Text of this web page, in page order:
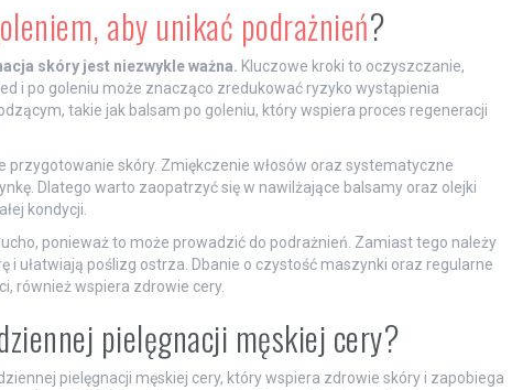
aby unikać podrażnień?
skóry jest niezwykle ważna. Kluczowe kroki to oczyszczanie,
i po goleniu może znacząco zredukować ryzyko wystąpienia
takie jak balsam po goleniu, który wspiera proces regeneracji
skóry. Zmiękczenie włosów oraz systematyczne
Dlatego warto zaopatrzyć się w nawilżające balsamy oraz olejki
kondycji.
ponieważ to może prowadzić do podrażnień. Zamiast tego należy
i ułatwiają poślizg ostrza. Dbanie o czystość maszynki oraz regularne
również wspiera zdrowie cery.
pielęgnacji męskiej cery?
pielęgnacji męskiej cery, który wspiera zdrowie skóry i zapobiega